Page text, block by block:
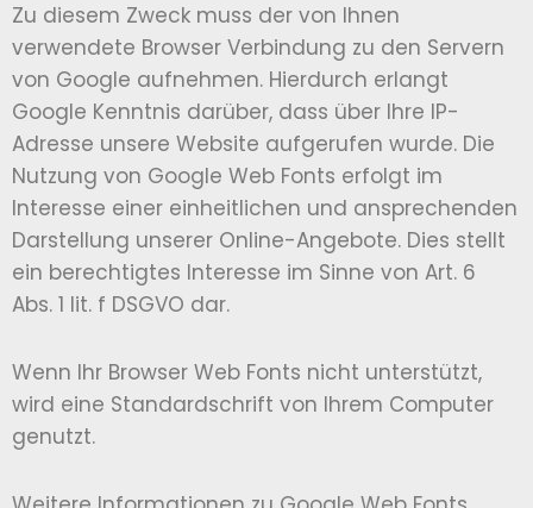
Zu diesem Zweck muss der von Ihnen
verwendete Browser Verbindung zu den Servern
von Google aufnehmen. Hierdurch erlangt
Google Kenntnis darüber, dass über Ihre IP-
Adresse unsere Website aufgerufen wurde. Die
Nutzung von Google Web Fonts erfolgt im
Interesse einer einheitlichen und ansprechenden
Darstellung unserer Online-Angebote. Dies stellt
ein berechtigtes Interesse im Sinne von Art. 6
Abs. 1 lit. f DSGVO dar.
Wenn Ihr Browser Web Fonts nicht unterstützt,
wird eine Standardschrift von Ihrem Computer
genutzt.